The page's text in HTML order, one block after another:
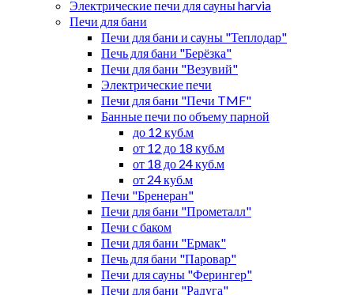
Электрические печи для сауны harvia
Печи для бани
Печи для бани и сауны "Теплодар"
Печь для бани "Берёзка"
Печи для бани "Везувий"
Электрические печи
Печи для бани "Печи TMF"
Банные печи по объему парной
до 12 куб.м
от 12 до 18 куб.м
от 18 до 24 куб.м
от 24 куб.м
Печи "Бренеран"
Печи для бани "Прометалл"
Печи с баком
Печи для бани "Ермак"
Печь для бани "Паровар"
Печи для сауны "Ферингер"
Печи для бани "Радуга"